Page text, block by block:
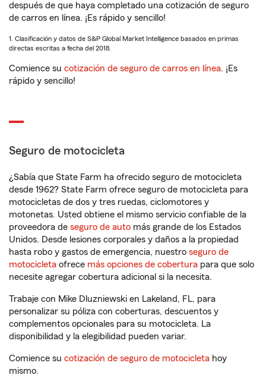
después de que haya completado una cotización de seguro
de carros en línea. ¡Es rápido y sencillo!
1. Clasificación y datos de S&P Global Market Intelligence basados en primas
directas escritas a fecha del 2018.
Comience su cotización de seguro de carros en línea. ¡Es
rápido y sencillo!
Seguro de motocicleta
¿Sabía que State Farm ha ofrecido seguro de motocicleta
desde 1962? State Farm ofrece seguro de motocicleta para
motocicletas de dos y tres ruedas, ciclomotores y
motonetas. Usted obtiene el mismo servicio confiable de la
proveedora de seguro de auto más grande de los Estados
Unidos. Desde lesiones corporales y daños a la propiedad
hasta robo y gastos de emergencia, nuestro seguro de
motocicleta ofrece más opciones de cobertura para que solo
necesite agregar cobertura adicional si la necesita.
Trabaje con Mike Dluzniewski en Lakeland, FL, para
personalizar su póliza con coberturas, descuentos y
complementos opcionales para su motocicleta. La
disponibilidad y la elegibilidad pueden variar.
Comience su cotización de seguro de motocicleta hoy
mismo.